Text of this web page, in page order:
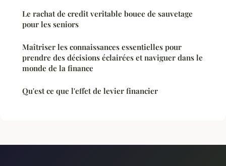
Le rachat de credit veritable bouee de sauvetage
pour les seniors
Maîtriser les connaissances essentielles pour
prendre des décisions éclairées et naviguer dans le
monde de la finance
Qu'est ce que l'effet de levier financier